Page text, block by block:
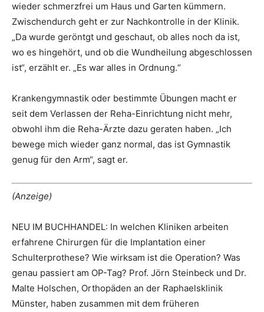
wieder schmerzfrei um Haus und Garten kümmern.
Zwischendurch geht er zur Nachkontrolle in der Klinik.
„Da wurde geröntgt und geschaut, ob alles noch da ist,
wo es hingehört, und ob die Wundheilung abgeschlossen
ist“, erzählt er. „Es war alles in Ordnung.“
Krankengymnastik oder bestimmte Übungen macht er
seit dem Verlassen der Reha-Einrichtung nicht mehr,
obwohl ihm die Reha-Ärzte dazu geraten haben. „Ich
bewege mich wieder ganz normal, das ist Gymnastik
genug für den Arm“, sagt er.
(Anzeige)
NEU IM BUCHHANDEL: In welchen Kliniken arbeiten
erfahrene Chirurgen für die Implantation einer
Schulterprothese? Wie wirksam ist die Operation? Was
genau passiert am OP-Tag? Prof. Jörn Steinbeck und Dr.
Malte Holschen, Orthopäden an der Raphaelsklinik
Münster, haben zusammen mit dem früheren